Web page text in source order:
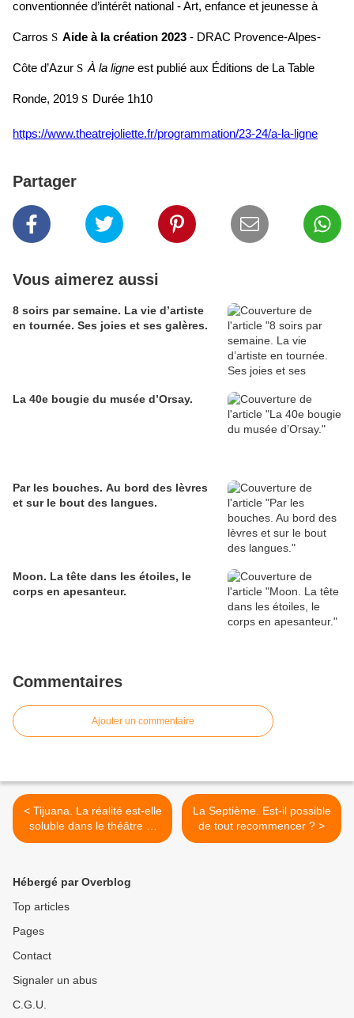
conventionnée d’intérêt national - Art, enfance et jeunesse à
Carros S Aide à la création 2023 - DRAC Provence-Alpes-
Côte d’Azur S À la ligne est publié aux Éditions de La Table
Ronde, 2019 S Durée 1h10
https://www.theatrejoliette.fr/programmation/23-24/a-la-ligne
Partager
Vous aimerez aussi
8 soirs par semaine. La vie d’artiste
en tournée. Ses joies et ses galères.
La 40e bougie du musée d’Orsay.
Par les bouches. Au bord des lèvres
et sur le bout des langues.
Moon. La tête dans les étoiles, le
corps en apesanteur.
Commentaires
Ajouter un commentaire
< Tijuana. La réalité est-elle
soluble dans le théâtre et
vice-versa ?
La Septième. Est-il possible
de tout recommencer ? >
Hébergé par Overblog
Top articles
Pages
Contact
Signaler un abus
C.G.U.